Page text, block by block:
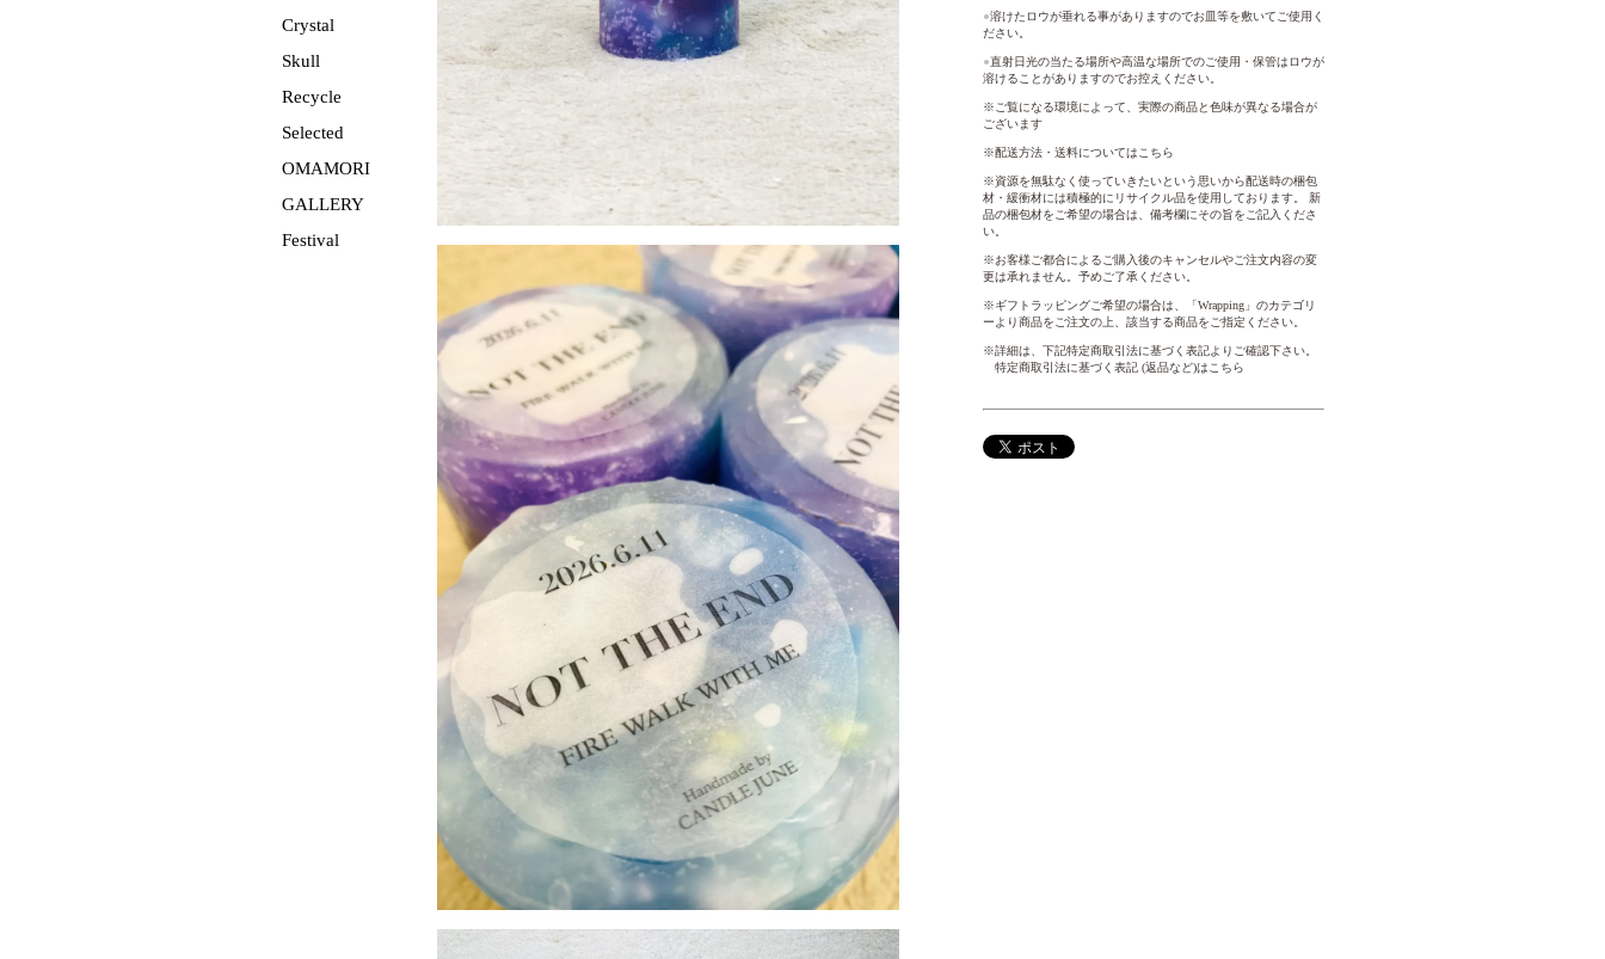
Crystal
Skull
Recycle
Selected
OMAMORI
GALLERY
Festival
●溶けたロウが垂れる事がありますのでお皿等を敷いてご使用く
ださい。
●直射日光の当たる場所や高温な場所でのご使用・保管はロウが
溶けることがありますのでお控えください。
※ご覧になる環境によって、実際の商品と色味が異なる場合が
ございます
※配送方法・送料についてはこちら
※資源を無駄なく使っていきたいという思いから配送時の梱包
材・緩衝材には積極的にリサイクル品を使用しております。 新
品の梱包材をご希望の場合は、備考欄にその旨をご記入くださ
い。
※お客様ご都合によるご購入後のキャンセルやご注文内容の変
更は承れません。予めご了承ください。
※ギフトラッピングご希望の場合は、「Wrapping」のカテゴリ
ーより商品をご注文の上、該当する商品をご指定ください。
※詳細は、下記特定商取引法に基づく表記よりご確認下さい。
特定商取引法に基づく表記 (返品など)はこちら